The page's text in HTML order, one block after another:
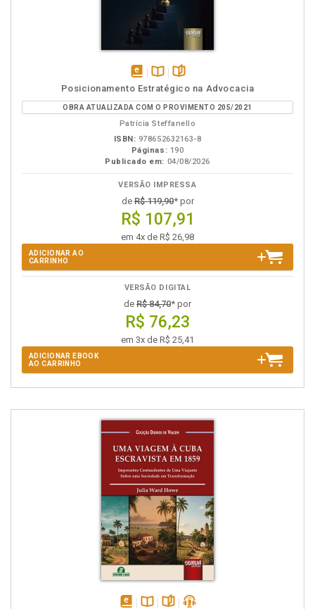
disponível
em
eBook
Disponível
na
B.V.
páginas
Posicionamento Estratégico na Advocacia
OBRA ATUALIZADA COM O PROVIMENTO 205/2021
Patrícia Steffanello
ISBN: 978652632163-8
Páginas: 190
Publicado em: 04/08/2026
VERSÃO IMPRESSA
deR$ 119,90* por
R$ 107,91
em 4x de R$ 26,98
ADICIONAR AO
CARRINHO
VERSÃO DIGITAL
de R$ 84,70* por
R$ 76,23
em 3x de R$ 25,41
ADICIONAR EBOOK
AO CARRINHO